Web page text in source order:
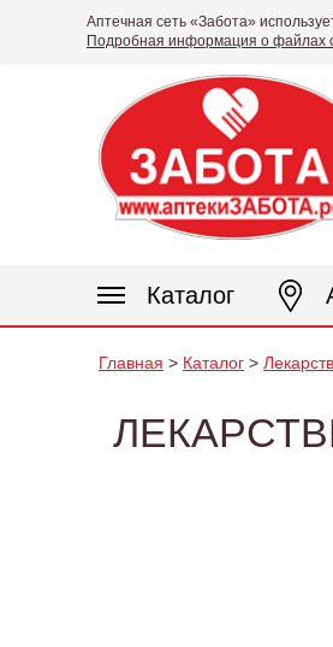
Аптечная сеть «Забота»
Подробная информация о файлах
Каталог
Главная > Каталог >